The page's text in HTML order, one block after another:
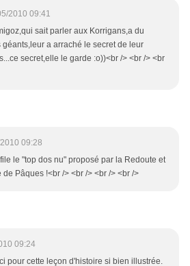
2010 09:41
sait parler aux Korrigans,a du
géants,leur a arraché le secret de leur
secret,elle le garde :o))<br /> <br /> <br
09:28
le "top dos nu" proposé par la Redoute et
Pâques !<br /> <br /> <br /> <br />
09:24
pour cette leçon d'histoire si bien illustrée.